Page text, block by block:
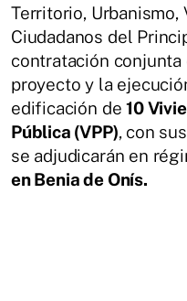
Territorio, Urbanismo,
Ciudadanos del
contratación conjunta
proyecto y la
edificación de10
Pública (VPP), con
se adjudicarán en
en Benia de Onís.